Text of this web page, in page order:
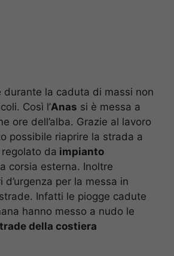
durante la caduta di massi non
Così l’Anas si è messa a
ore dell’alba. Grazie al lavoro
possibile riaprire la strada a
da impianto
corsia esterna. Inoltre
d’urgenza per la messa in
Infatti le piogge cadute
hanno messo a nudo le
della costiera